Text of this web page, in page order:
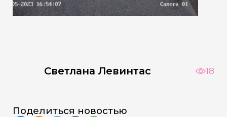
Светлана Левинтас 18
Поделиться новостью